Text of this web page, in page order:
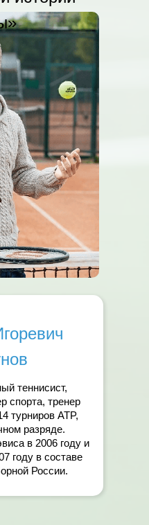
теннисист,
спорта, тренер
турниров ATP,
разряде.
в 2006 году и
году в составе
России.